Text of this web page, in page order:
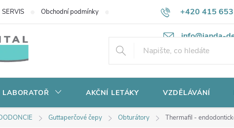
+420 415
info@janda-
SERVIS Obchodní podmínky Potřebujete poradit? Ochrana
LABORATOŘ AKČNÍ LETÁKY VZDĚLÁVÁNÍ
Guttaperčové čepy Obturátory Thermafil -